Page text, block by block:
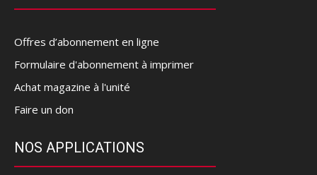
Offres d’abonnement en ligne
Formulaire d'abonnement à imprimer
Achat magazine à l'unité
Faire un don
NOS APPLICATIONS